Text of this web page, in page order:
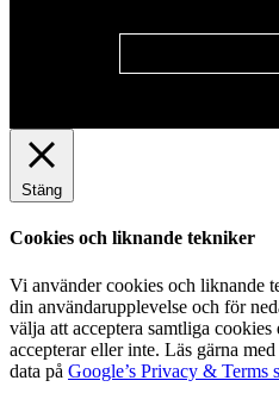
Stäng
Cookies och liknande tekniker
Vi använder cookies och liknande
din användarupplevelse och för
välja att acceptera samtliga
accepterar eller inte. Läs gärna
data på Google’s Privacy & Terms